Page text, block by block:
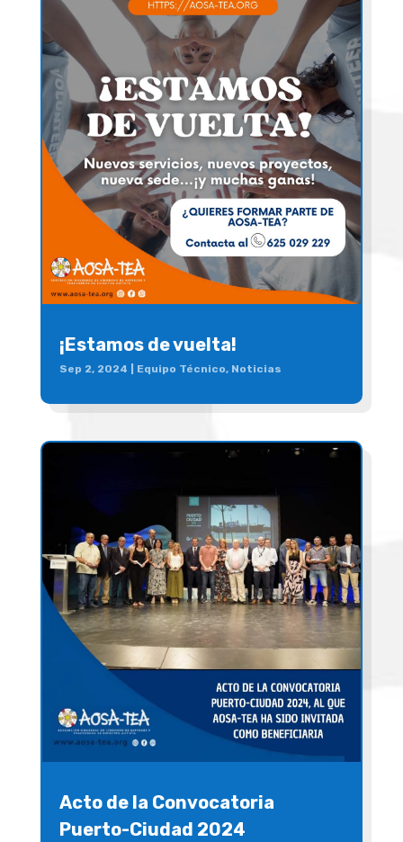
¡Estamos de vuelta!
Sep 2, 2024 Equipo Técnico, Noticias
Acto de la Convocatoria
Puerto-Ciudad 2024